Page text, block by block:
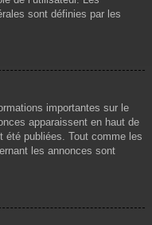
sont définies par les
importantes sur le
apparaissent en haut de
été publiées. Tout comme les
les annonces sont